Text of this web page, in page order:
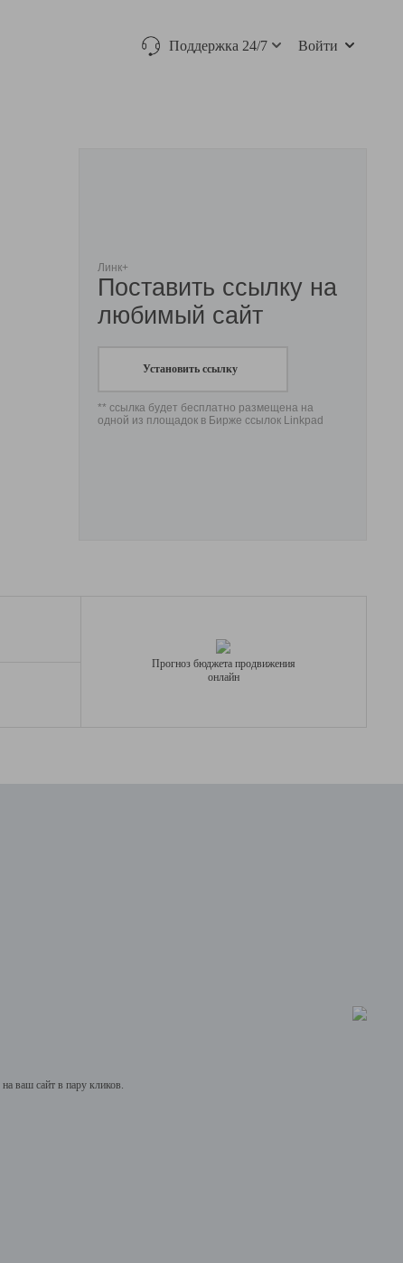
Поддержка 24/7 Войти
Линк+
Поставить ссылку на
любимый сайт
Установить ссылку
** ссылка будет бесплатно размещена на
одной из площадок в Бирже ссылок Linkpad
Прогноз бюджета продвижения
онлайн
ваш сайт в пару кликов.